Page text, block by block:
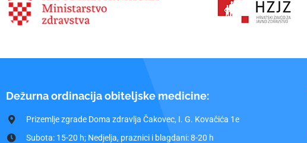
Dežurna ordinacija obiteljske medicine:
Prizemlje zgrade Doma zdravlja Čakovec, I. G. Kovačića 1e
Subota: 15-20 h; Nedjelja, praznici i blagdani: 8-20 h